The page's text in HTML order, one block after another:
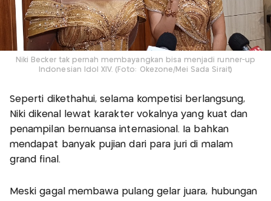
Niki Becker tak pernah membayangkan bisa menjadi runner-up
Indonesian Idol XIV. (Foto: Okezone/Mei Sada Sirait)
Seperti dikethahui, selama kompetisi berlangsung,
Niki dikenal lewat karakter vokalnya yang kuat dan
penampilan bernuansa internasional. Ia bahkan
mendapat banyak pujian dari para juri di malam
grand final.
Meski gagal membawa pulang gelar juara, hubungan